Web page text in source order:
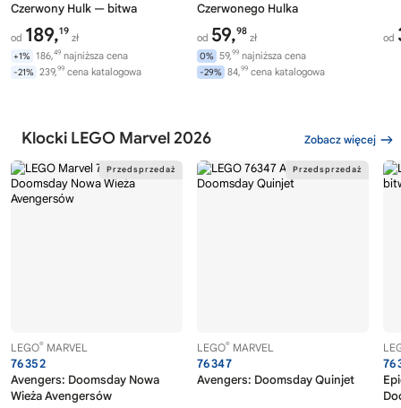
Czerwony Hulk — bitwa
od 189,19
zł
+1% 186,49 najniższa cena
-21% 239,99 cena katalogowa
Czerwonego Hulka
od 59,98
zł
0% 59,99 najniższa cena
-29% 84,99 cena katalogowa
od
Klocki LEGO Marvel 2026 Zobacz więcej
LEGO® MARVEL
76352
Avengers: Doomsday Nowa
Wieża Avengersów
LEGO® MARVEL
76347
Avengers: Doomsday Quinjet